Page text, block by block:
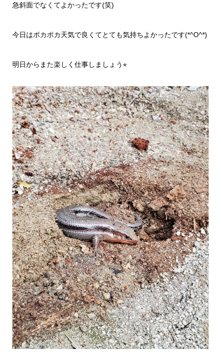
急斜面でなくてよかったです(笑)
今日はポカポカ天気で良くてとても気持ちよかったです(*^O^*)
明日からまた楽しく仕事しましょう⭐︎